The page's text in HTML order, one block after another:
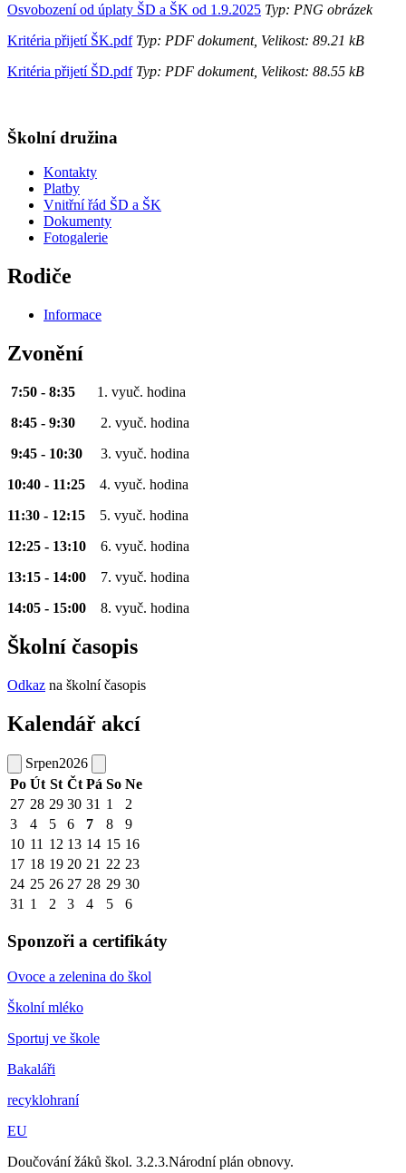
Osvobození od úplaty ŠD a ŠK od 1.9.2025 Typ: PNG obrázek
Kritéria přijetí ŠK.pdfTyp: PDF dokument, Velikost: 89.21 kB
Kritéria přijetí ŠD.pdfTyp: PDF dokument, Velikost: 88.55 kB
Školní družina
Kontakty
Platby
Vnitřní řád ŠD a ŠK
Dokumenty
Fotogalerie
Rodiče
Informace
Zvonění
7:50 - 8:35 1. vyuč. hodina
8:45 - 9:30 2. vyuč. hodina
9:45 - 10:30 3. vyuč. hodina
10:40 - 11:25 4. vyuč. hodina
11:30 - 12:15 5. vyuč. hodina
12:25 - 13:10 6. vyuč. hodina
13:15 - 14:00 7. vyuč. hodina
14:05 - 15:00 8. vyuč. hodina
Školní časopis
Odkaz na školní časopis
Kalendář akcí
Srpen2026
Po Út St Čt Pá So Ne
27 28 29 30 31 1
2
3
4 5 6 7 8
9
10 11 12 13 14 15 16
17 18 19 20 21 22 23
24 25 26 27 28 29 30
31 1 2 3 4 5 6
Sponzoři a certifikáty
Ovoce a zelenina do škol
Školní mléko
Sportuj ve škole
Bakaláři
recyklohraní
EU
Doučování žáků škol. 3.2.3.Národní plán obnovy.